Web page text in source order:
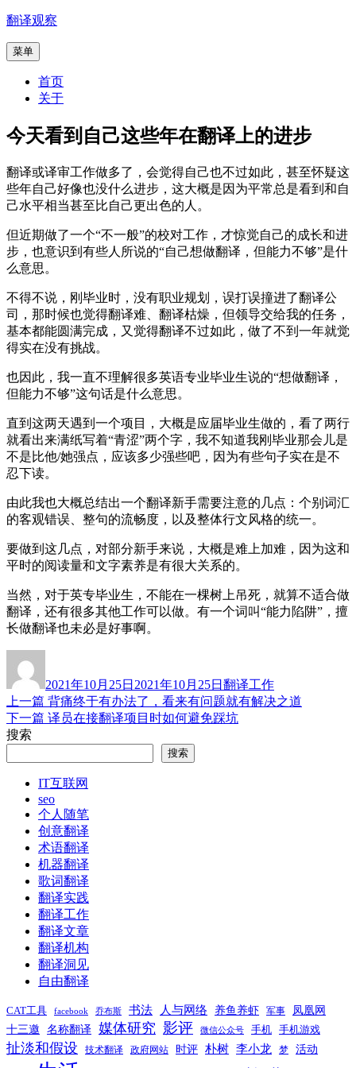
跳
内
翻译观察
菜单
首页
关于
今天看到自己这些年在翻译上的进步
翻译或译审工作做多了，会觉得自己也不过如此，甚至怀疑这
些年自己好像也没什么进步，这大概是因为平常总是看到和自
己水平相当甚至比自己更出色的人。
但近期做了一个“不一般”的校对工作，才惊觉自己的成长和进
步，也意识到有些人所说的“自己想做翻译，但能力不够”是什
么意思。
不得不说，刚毕业时，没有职业规划，误打误撞进了翻译公
司，那时候也觉得翻译难、翻译枯燥，但领导交给我的任务，
基本都能圆满完成，又觉得翻译不过如此，做了不到一年就觉
得实在没有挑战。
也因此，我一直不理解很多英语专业毕业生说的“想做翻译，
但能力不够”这句话是什么意思。
直到这两天遇到一个项目，大概是应届毕业生做的，看了两行
就看出来满纸写着“青涩”两个字，我不知道我刚毕业那会儿是
不是比他/她强点，应该多少强些吧，因为有些句子实在是不
忍下读。
由此我也大概总结出一个翻译新手需要注意的几点：个别词汇
的客观错误、整句的流畅度，以及整体行文风格的统一。
要做到这几点，对部分新手来说，大概是难上加难，因为这和
平时的阅读量和文字素养是有很大关系的。
当然，对于英专毕业生，不能在一棵树上吊死，就算不适合做
翻译，还有很多其他工作可以做。有一个词叫“能力陷阱”，擅
长做翻译也未必是好事啊。
于
2021年10月25日 2021年10月25日 翻译工作
文
章
上一篇 上
篇
背痛终于有办法了，看来有问题就有解决之道
下一篇 下
章：
译员在接翻译项目时如何避免踩坑
搜索
搜索
IT互联网
seo
个人随笔
创意翻译
术语翻译
机器翻译
歌词翻译
翻译实践
翻译工作
翻译文章
翻译机构
翻译洞见
自由翻译
CAT工具 facebook 乔布斯 书法 人与网络 养鱼养虾 军事
凤凰网
十三邀
名称翻译 媒体研究 影评 微信公众号 手机 手机游戏
扯淡和假设 技术翻译 政府网站 时评 朴树 李小龙 梦 活动